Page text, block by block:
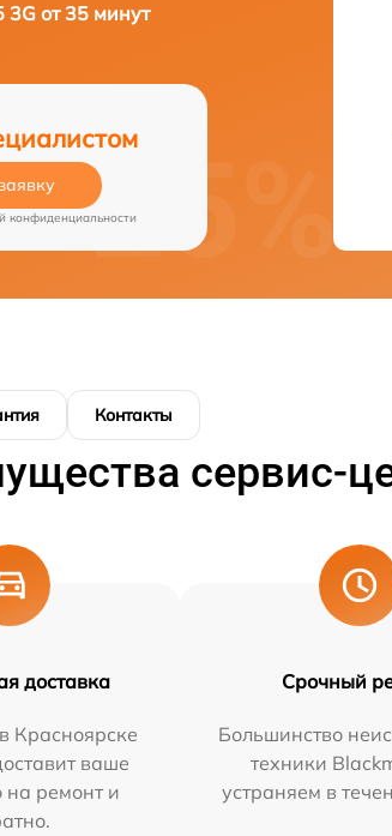
3G от 35 минут
конфиденциальности
Контакты
сервис-
доставка
Красноярске
ваше
на ремонт и
Срочный
Большинство
техники
устраняем в